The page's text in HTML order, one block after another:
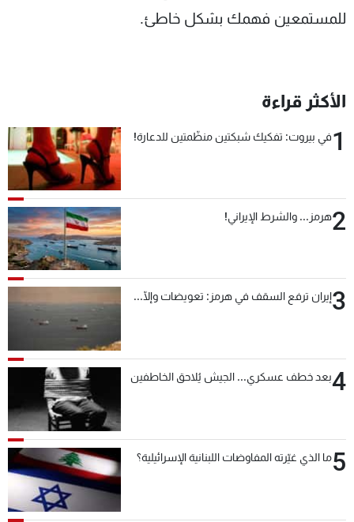
للمستمعين فهمك بشكل خاطئ.
الأكثر قراءة
1في بيروت: تفكيك شبكتين منظّمتين للدعارة!
2هرمز... والشرط الإيراني!
3إيران ترفع السقف في هرمز: تعويضات وإلّا...
4بعد خطف عسكري... الجيش يُلاحق الخاطفين
5ما الذي غيّرته المفاوضات اللبنانية الإسرائيلية؟